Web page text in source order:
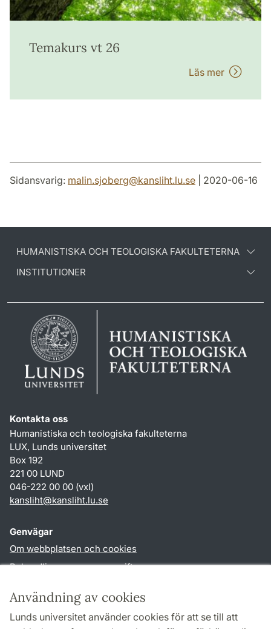
Användning av cookies
Lunds universitet använder cookies för att se till att
Temakurs vt 26
Läs mer
Sidansvarig: malin.sjoberg@kansliht.lu.se | 2020-06-16
HUMANISTISKA OCH TEOLOGISKA FAKULTETERNA
INSTITUTIONER
Kontakta oss
Humanistiska och teologiska fakulteterna
LUX, Lunds universitet
Box 192
221 00 LUND
046-222 00 00 (vxl)
kansliht@kansliht.lu.se
Genvägar
Om webbplatsen och cookies
Behandling av personuppgifter
TYPO3-login